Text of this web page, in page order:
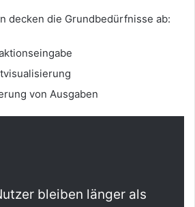
decken die Grundbedürfnisse ab:
von Ausgaben
bleiben länger als